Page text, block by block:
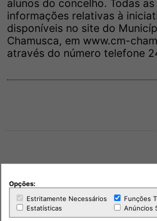
alunos do concelho. Todas as
informações relativas à
disponíveis no site do
Chamusca, em www.cm-
através do número telefone
Opções:
Estritamente Necessários
Funções
Estatísticas
Anúncios